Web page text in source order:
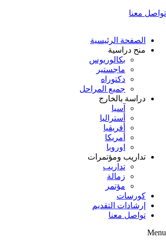
تواصل معنا
الصفحة الرئيسية
منح دراسية
بكالوريوس
ماجستير
دكتوراه
جميع المراحل
دراسة بالخارج
آسيا
أستراليا
أفريقيا
أمريكا
اوروبا
تداريب ومؤتمرات
تداريب
زمالة
مؤتمر
كورسات
إرشادات التقديم
تواصل معنا
Menu